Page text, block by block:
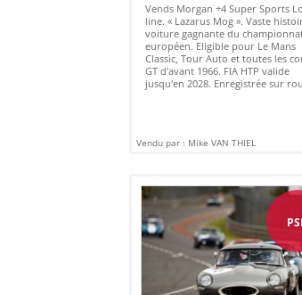
Vends Morgan +4 Super Sports
line. « Lazarus Mog ». Vaste
voiture gagnante du
européen. Eligible pour Le Mans
Classic, Tour Auto et toutes les
GT d'avant 1966. FIA HTP valide
jusqu'en 2028. Enregistrée sur
Vendu par : Mike VAN THIEL